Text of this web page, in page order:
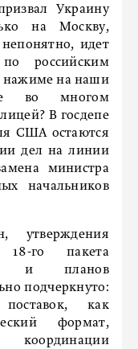
Украину
на Москву,
идет
российским
нажиме на наши
во многом
В госдепе
США остаются
дел на линии
министра
начальников
утверждения
18-го пакета
и планов
подчеркнуто:
как
формат,